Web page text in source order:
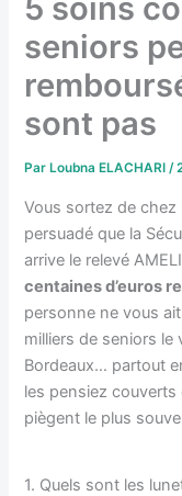
5 soins
seniors
sont pas
Par Loubna ELACHARI/
Vous sortez de
persuadé que la
arrive le relevé
centaines d’euros
personne ne vous
milliers de seniors le
Bordeaux… partout
les pensiez
piègent le plus
1. Quels sont les